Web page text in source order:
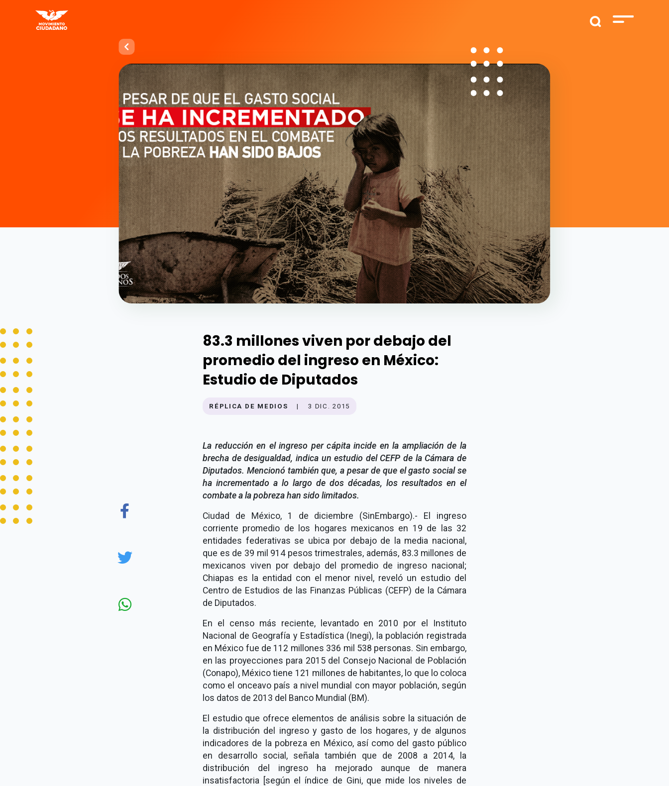
83.3 millones viven por debajo del
promedio del ingreso en México:
Estudio de Diputados
RÉPLICA DE MEDIOS | 3 DIC. 2015
La reducción en el ingreso per cápita incide en la ampliación de la
brecha de desigualdad, indica un estudio del CEFP de la Cámara de
Diputados. Mencionó también que, a pesar de que el gasto social se
ha incrementado a lo largo de dos décadas, los resultados en el
combate a la pobreza han sido limitados.
Ciudad de México, 1 de diciembre (SinEmbargo).- El ingreso
corriente promedio de los hogares mexicanos en 19 de las 32
entidades federativas se ubica por debajo de la media nacional,
que es de 39 mil 914 pesos trimestrales, además, 83.3 millones de
mexicanos viven por debajo del promedio de ingreso nacional;
Chiapas es la entidad con el menor nivel, reveló un estudio del
Centro de Estudios de las Finanzas Públicas (CEFP) de la Cámara
de Diputados.
En el censo más reciente, levantado en 2010 por el Instituto
Nacional de Geografía y Estadística (Inegi), la población registrada
en México fue de 112 millones 336 mil 538 personas. Sin embargo,
en las proyecciones para 2015 del Consejo Nacional de Población
(Conapo), México tiene 121 millones de habitantes, lo que lo coloca
como el onceavo país a nivel mundial con mayor población, según
los datos de 2013 del Banco Mundial (BM).
El estudio que ofrece elementos de análisis sobre la situación de
la distribución del ingreso y gasto de los hogares, y de algunos
indicadores de la pobreza en México, así como del gasto público
en desarrollo social, señala también que de 2008 a 2014, la
distribución del ingreso ha mejorado aunque de manera
insatisfactoria [según el índice de Gini, que mide los niveles de